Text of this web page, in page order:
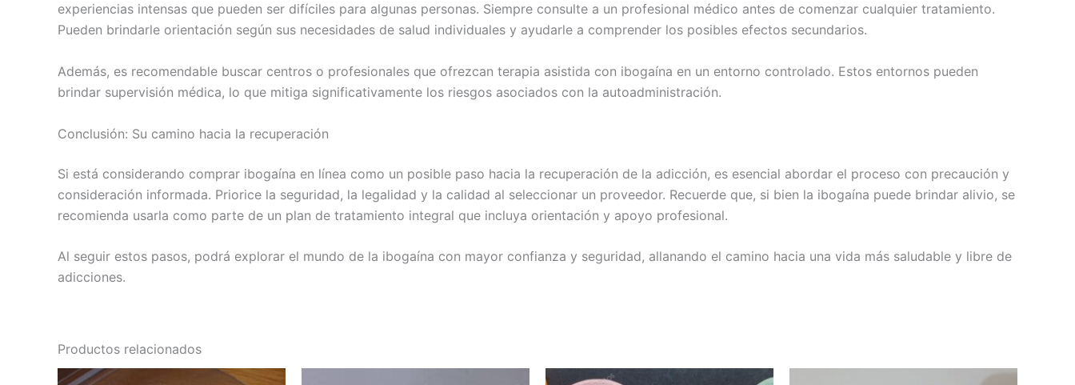
experiencias intensas que pueden ser difíciles para algunas personas. Siempre consulte a un profesional médico antes de comenzar cualquier tratamiento.
Pueden brindarle orientación según sus necesidades de salud individuales y ayudarle a comprender los posibles efectos secundarios.
Además, es recomendable buscar centros o profesionales que ofrezcan terapia asistida con ibogaína en un entorno controlado. Estos entornos pueden
brindar supervisión médica, lo que mitiga significativamente los riesgos asociados con la autoadministración.
Conclusión: Su camino hacia la recuperación
Si está considerando comprar ibogaína en línea como un posible paso hacia la recuperación de la adicción, es esencial abordar el proceso con precaución y
consideración informada. Priorice la seguridad, la legalidad y la calidad al seleccionar un proveedor. Recuerde que, si bien la ibogaína puede brindar alivio, se
recomienda usarla como parte de un plan de tratamiento integral que incluya orientación y apoyo profesional.
Al seguir estos pasos, podrá explorar el mundo de la ibogaína con mayor confianza y seguridad, allanando el camino hacia una vida más saludable y libre de
adicciones.
Productos relacionados
Este